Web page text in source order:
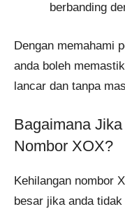
berbanding
Dengan memahami
anda boleh
lancar dan tanpa
Bagaimana
Nombor XOX?
Kehilangan nombor
besar jika anda